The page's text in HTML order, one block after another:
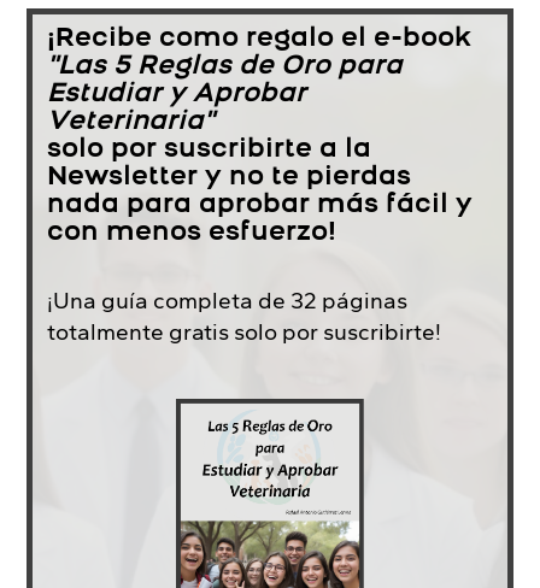
¡Recibe como regalo el e-book
"Las 5 Reglas de Oro para
Estudiar y Aprobar
Veterinaria"
solo por suscribirte a la
Newsletter y no te pierdas
nada para aprobar más fácil y
con menos esfuerzo!
¡Una guía completa de 32 páginas
totalmente gratis solo por suscribirte!